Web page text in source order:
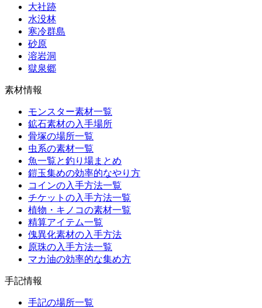
大社跡
水没林
寒冷群島
砂原
溶岩洞
獄泉郷
素材情報
モンスター素材一覧
鉱石素材の入手場所
骨塚の場所一覧
虫系の素材一覧
魚一覧と釣り場まとめ
鎧玉集めの効率的なやり方
コインの入手方法一覧
チケットの入手方法一覧
植物・キノコの素材一覧
精算アイテム一覧
傀異化素材の入手方法
原珠の入手方法一覧
マカ油の効率的な集め方
手記情報
手記の場所一覧